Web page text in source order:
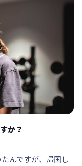
か？
んですが、帰国し